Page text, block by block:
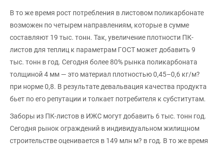
В то же время рост потребления в листовом поликарбонате
возможен по четырем направлениям, которые в сумме
составляют 19 тыс. тонн. Так, увеличение плотности ПК-
листов для теплиц к параметрам ГОСТ может добавить 9
тыс. тонн в год. Сегодня более 80% рынка поликарбоната
толщиной 4 мм — это материал плотностью 0,45–0,6 кг/м?
при норме 0,8. В результате девальвация качества продукта
бьет по его репутации и толкает потребителя к субститутам.
Заборы из ПК-листов в ИЖС могут добавить 6 тыс. тонн год.
Сегодня рынок ограждений в индивидуальном жилищном
строительстве оценивается в 149 млн м? в год. В то же время